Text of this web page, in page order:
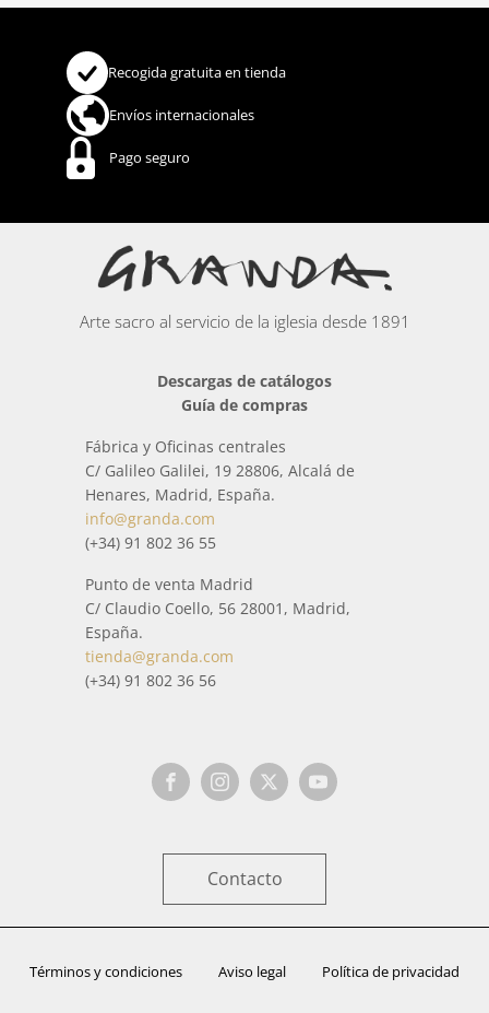
Recogida gratuita en tienda
Envíos internacionales
Pago seguro
Arte sacro al servicio de la iglesia desde 1891
Descargas de catálogos
Guía de compras
Fábrica y Oficinas centrales
C/ Galileo Galilei, 19 28806, Alcalá de
Henares, Madrid, España.
info@granda.com
(+34) 91 802 36 55
Punto de venta Madrid
C/ Claudio Coello, 56 28001, Madrid,
España.
tienda@granda.com
(+34) 91 802 36 56
Contacto
Términos y condiciones Aviso legal Política de privacidad